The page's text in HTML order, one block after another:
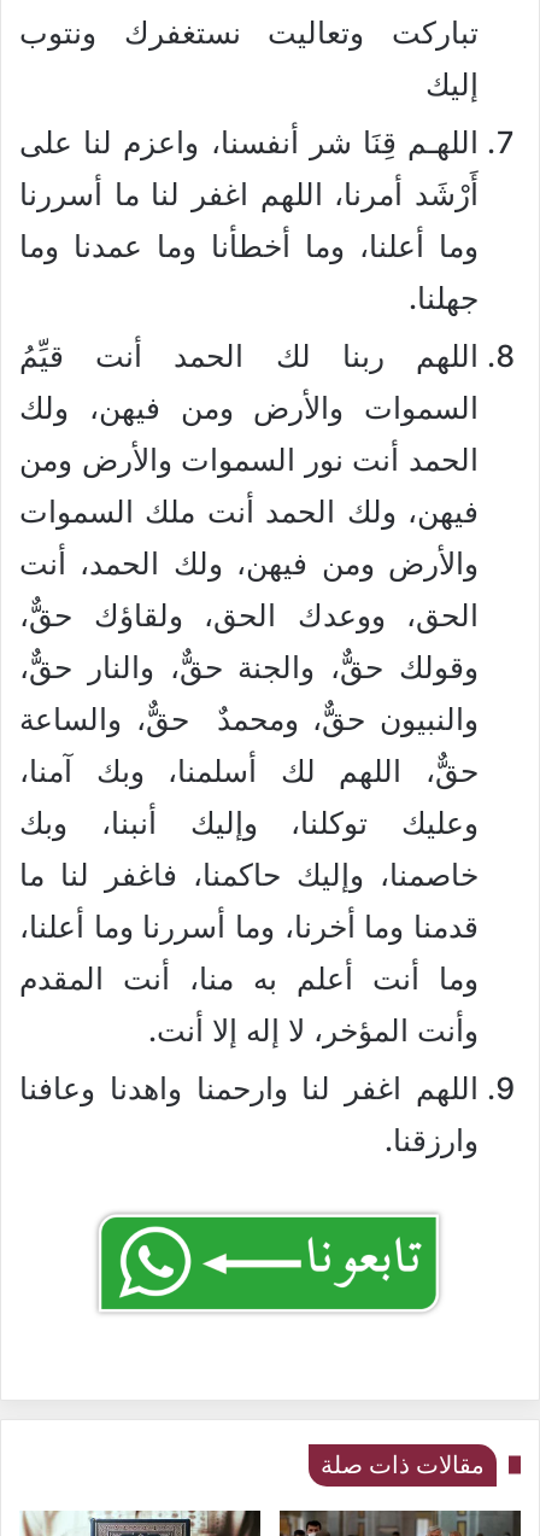
تباركت وتعاليت نستغفرك ونتوب
إليك
اللهـم قِنَا شر أنفسنا، واعزم لنا على
أَرْشَد أمرنا، اللهم اغفر لنا ما أسررنا
وما أعلنا، وما أخطأنا وما عمدنا وما
جهلنا.
اللهم ربنا لك الحمد أنت قيِّمُ
السموات والأرض ومن فيهن، ولك
الحمد أنت نور السموات والأرض ومن
فيهن، ولك الحمد أنت ملك السموات
والأرض ومن فيهن، ولك الحمد، أنت
الحق، ووعدك الحق، ولقاؤك حقٌّ،
وقولك حقٌّ، والجنة حقٌّ، والنار حقٌّ،
والنبيون حقٌّ، ومحمدٌ حقٌّ، والساعة
حقٌّ، اللهم لك أسلمنا، وبك آمنا،
وعليك توكلنا، وإليك أنبنا، وبك
خاصمنا، وإليك حاكمنا، فاغفر لنا ما
قدمنا وما أخرنا، وما أسررنا وما أعلنا،
وما أنت أعلم به منا، أنت المقدم
وأنت المؤخر، لا إله إلا أنت.
اللهم اغفر لنا وارحمنا واهدنا وعافنا
وارزقنا.
مقالات ذات صلة